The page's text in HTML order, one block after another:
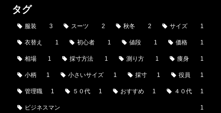
タグ
服装 3 スーツ 2 秋冬 2 サイズ 1
衣替え 1 初心者 1 値段 1 価格 1
相場 1 採寸方法 1 測り方 1 痩身 1
小柄 1 小さいサイズ 1 採寸 1 役員 1
管理職 1 ５０代 1 おすすめ 1 ４０代 1
ビジネスマン 1